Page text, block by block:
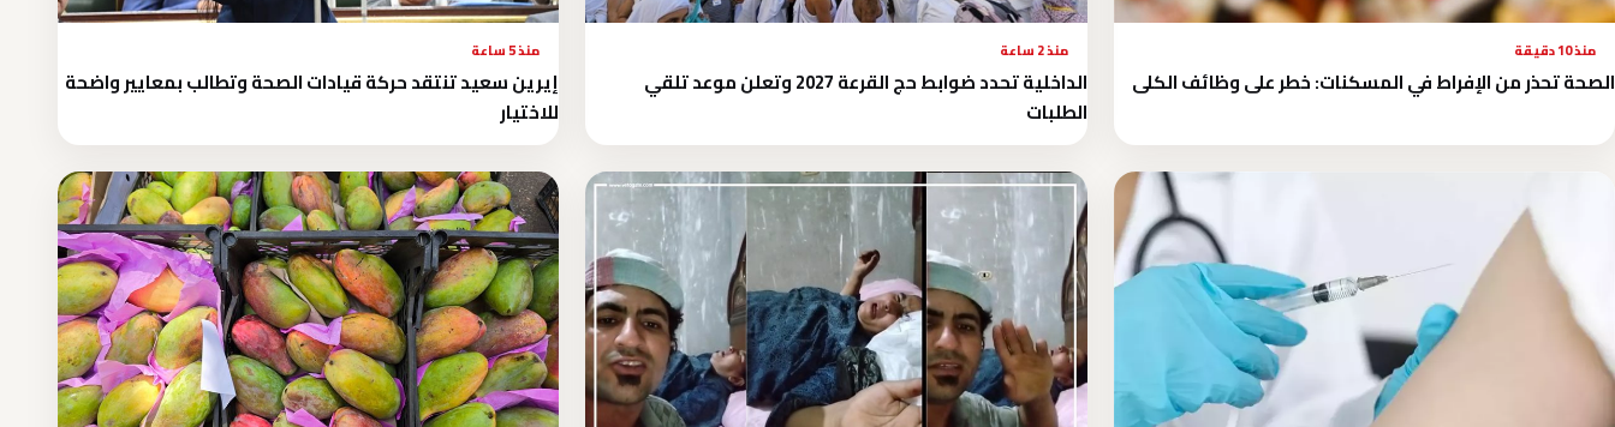
منذ 10 دقيقة
الصحة تحذر من الإفراط في المسكنات: خطر على وظائف الكلى
منذ 2 ساعة
الداخلية تحدد ضوابط حج القرعة 2027 وتعلن موعد تلقي
الطلبات
منذ 5 ساعة
إيرين سعيد تنتقد حركة قيادات الصحة وتطالب بمعايير واضحة
للاختيار